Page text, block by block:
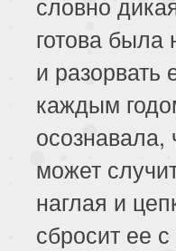
готова была
и разорвать
каждым
осознавала,
может
наглая и
сбросит ее